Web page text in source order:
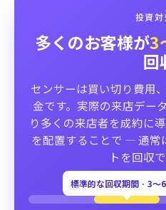
投資
多くのお客様が3
回
センサーは買い切り費用
金です。実際の来店デー
り多くの来店者を成約に
を配置することで — 通常
トを回収
標準的な回収期間 · 3〜